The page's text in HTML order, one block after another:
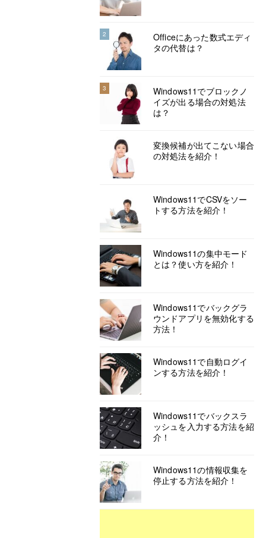
2
Officeにあった数式エディ
タの代替は？
3
Windows11でブロックノ
イズが出る場合の対処法
は？
変換候補が出てこない場合
の対処法を紹介！
Windows11でCSVをソー
トする方法を紹介！
Windows11の集中モード
とは？使い方を紹介！
Windows11でバックグラ
ウンドアプリを無効化する
方法！
Windows11で自動ログイ
ンする方法を紹介！
Windows11でバックスラ
ッシュを入力する方法を紹
介！
Windows11の情報収集を
停止する方法を紹介！